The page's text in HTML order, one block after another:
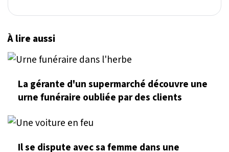
À lire aussi
La gérante d'un supermarché découvre une
urne funéraire oubliée par des clients
Il se dispute avec sa femme dans une